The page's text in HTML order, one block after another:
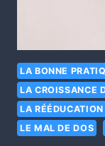
LA BONNE
LA CROISSANCE
LA
LE MAL DE DOS